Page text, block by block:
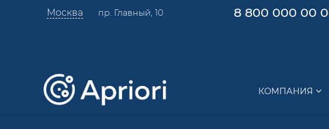
Москва пр. Главный, 10 8 800 000 00
КОМПАНИЯ